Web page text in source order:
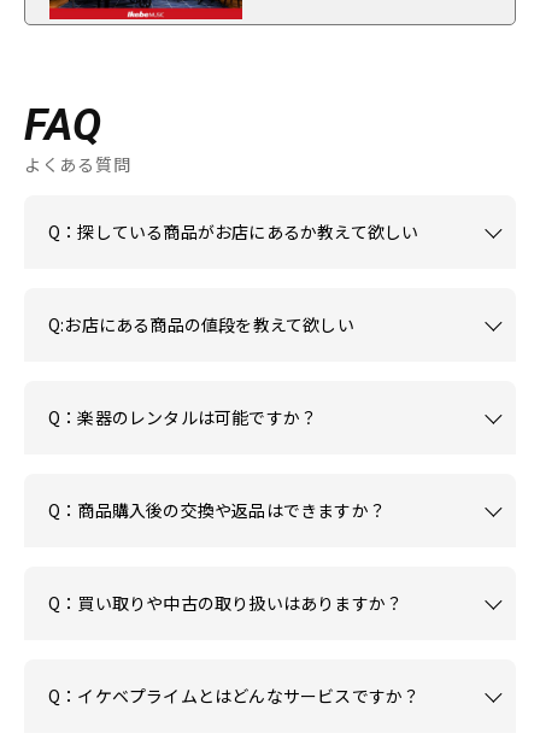
FAQ
よくある質問
Q：探している商品がお店にあるか教えて欲しい
Q:お店にある商品の値段を教えて欲しい
Q：楽器のレンタルは可能ですか？
Q：商品購入後の交換や返品はできますか？
Q：買い取りや中古の取り扱いはありますか？
Q：イケベプライムとはどんなサービスですか？